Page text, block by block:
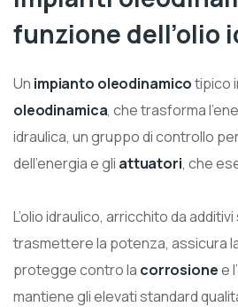
funzione dell’olio
Un impianto oleodinamicotipico
oleodinamica, che trasforma
idraulica, un gruppo di controllo
dell’energia e gli attuatori, che
L’olio idraulico, arricchito da
trasmettere la potenza, assicura
protegge contro la corrosionee l’
mantiene gli elevati standard